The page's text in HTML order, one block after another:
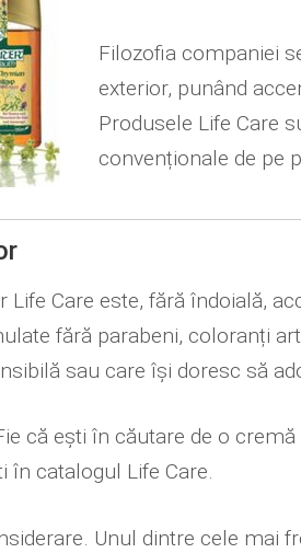
Filozofia companiei
exterior, punând
Produsele Life Care
convenționale de pe
Life Care este, fără îndoială,
fără parabeni, coloranți
sau care își doresc să
că ești în căutare de o
în catalogul Life Care.
Unul dintre cele mai